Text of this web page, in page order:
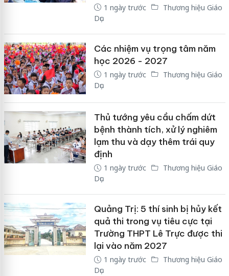
1 ngày trước
Thương hiệu Giáo
Dục
Các nhiệm vụ trọng tâm năm
học 2026 - 2027
1 ngày trước
Thương hiệu Giáo
Dục
Thủ tướng yêu cầu chấm dứt
bệnh thành tích, xử lý nghiêm
lạm thu và dạy thêm trái quy
định
1 ngày trước
Thương hiệu Giáo
Dục
Quảng Trị: 5 thí sinh bị hủy kết
quả thi trong vụ tiêu cực tại
Trường THPT Lê Trực được thi
lại vào năm 2027
1 ngày trước
Thương hiệu Giáo
Dục